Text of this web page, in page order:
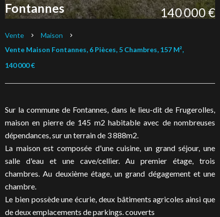
Fontannes 140 000 €
Vente
Maison
Vente Maison Fontannes, 6 Pièces, 5 Chambres, 157 M²,
140 000 €
Sur la commune de Fontannes, dans le lieu-dit de Frugerolles,
maison en pierre de 145 m2 habitable avec de nombreuses
dépendances, sur un terrain de 3 888m2.
La maison est composée d'une cuisine, un grand séjour, une
salle d'eau et une cave/cellier. Au premier étage, trois
chambres. Au deuxième étage, un grand dégagement et une
chambre.
Le bien possède une écurie, deux bâtiments agricoles ainsi que
de deux emplacements de parkings. couverts